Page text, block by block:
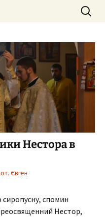
м.
УПЦ Київського
Пошук:
Нестора в
Євген
сиропусну, спомин
Нестор,